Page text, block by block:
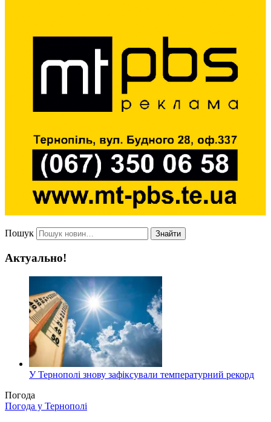
Пошук Знайти
Актуально!
У Тернополі знову зафіксували температурний рекорд
Погода
Погода у Тернополі